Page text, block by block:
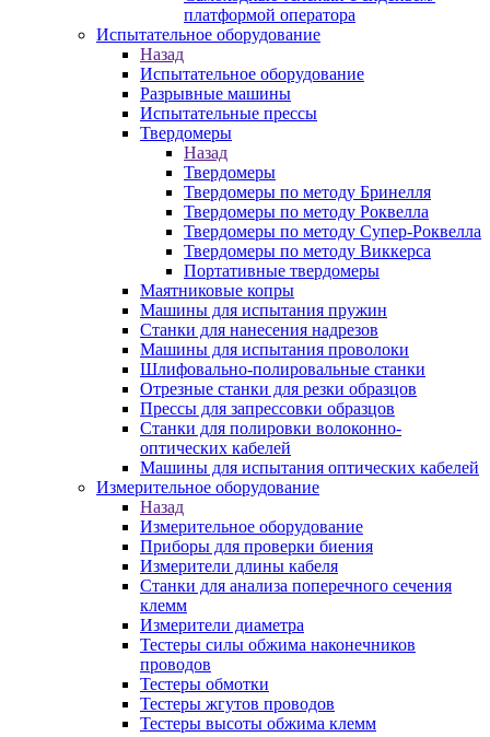
платформой оператора
Испытательное оборудование
Назад
Испытательное оборудование
Разрывные машины
Испытательные прессы
Твердомеры
Назад
Твердомеры
Твердомеры по методу Бринелля
Твердомеры по методу Роквелла
Твердомеры по методу Супер-Роквелла
Твердомеры по методу Виккерса
Портативные твердомеры
Маятниковые копры
Машины для испытания пружин
Станки для нанесения надрезов
Машины для испытания проволоки
Шлифовально-полировальные станки
Отрезные станки для резки образцов
Прессы для запрессовки образцов
Станки для полировки волоконно-
оптических кабелей
Машины для испытания оптических кабелей
Измерительное оборудование
Назад
Измерительное оборудование
Приборы для проверки биения
Измерители длины кабеля
Станки для анализа поперечного сечения
клемм
Измерители диаметра
Тестеры силы обжима наконечников
проводов
Тестеры обмотки
Тестеры жгутов проводов
Тестеры высоты обжима клемм